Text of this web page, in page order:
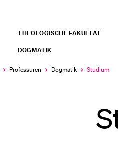
Universität
Luzern
THEOLOGISCHE FAKULTÄT
DOGMATIK
Professuren Dogmatik
Aktuell
Studium